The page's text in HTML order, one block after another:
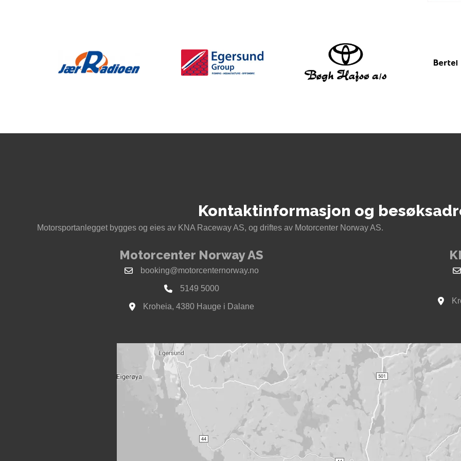
Kontaktinformasjon og
Motorsportanlegget bygges og eies av KNA Raceway AS, og driftes av Motorcenter Norway AS.
Motorcenter Norway AS
booking@motorcenternorway.no
5149 5000
Se kart til Motorcenter Norway i Sokndal
Kroheia, 4380 Hauge i Dalane Se